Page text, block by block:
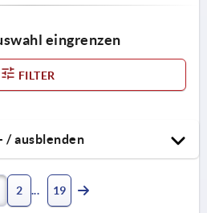
eingrenzen
FILTER
/ ausblenden
2 19